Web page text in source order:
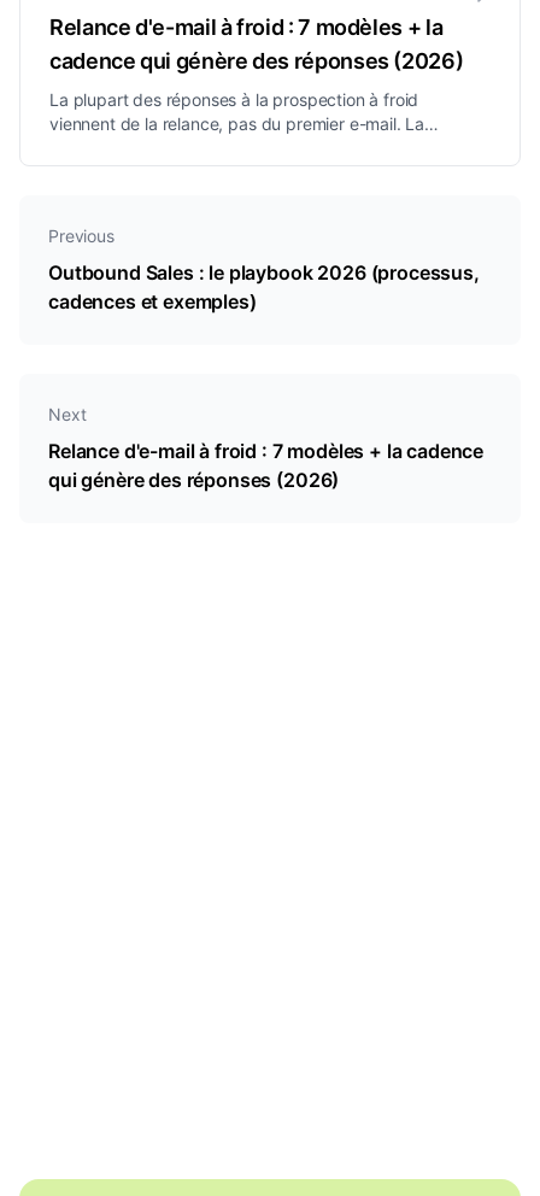
Relance d'e-mail à froid : 7 modèles + la
cadence qui génère des réponses (2026)
La plupart des réponses à la prospection à froid
viennent de la relance, pas du premier e-mail. La
des objets et les erreurs qui tuent les taux de
Previous
Outbound Sales : le playbook 2026 (processus,
cadences et exemples)
Next
Relance d'e-mail à froid : 7 modèles + la cadence
qui génère des réponses (2026)